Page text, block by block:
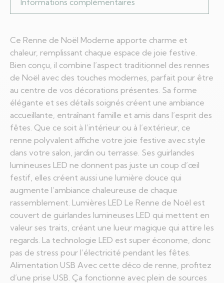
Ce Renne de Noël Moderne apporte charme et
chaleur, remplissant chaque espace de joie festive.
Bien conçu, il combine l’aspect traditionnel des rennes
de Noël avec des touches modernes, parfait pour être
au centre de vos décorations présentes. Sa forme
élégante et ses détails soignés créent une ambiance
accueillante, entraînant famille et amis dans l’esprit des
fêtes. Que ce soit à l’intérieur ou à l’extérieur, ce
renne polyvalent affiche votre joie festive avec style
dans votre salon, jardin ou terrasse. Ses guirlandes
lumineuses LED ne donnent pas juste un coup d’œil
festif, elles créent aussi une lumière douce qui
augmente l’ambiance chaleureuse de chaque
rassemblement. Lumières LED Le Renne de Noël est
couvert de guirlandes lumineuses LED qui mettent en
valeur ses traits, créant une lueur magique qui attire les
regards. La technologie LED est super économe, donc
pas de stress pour l’électricité pendant les fêtes.
Alimentation USB Avec cette déco de renne, profitez
d’une prise USB. Ça fonctionne avec plein de sources